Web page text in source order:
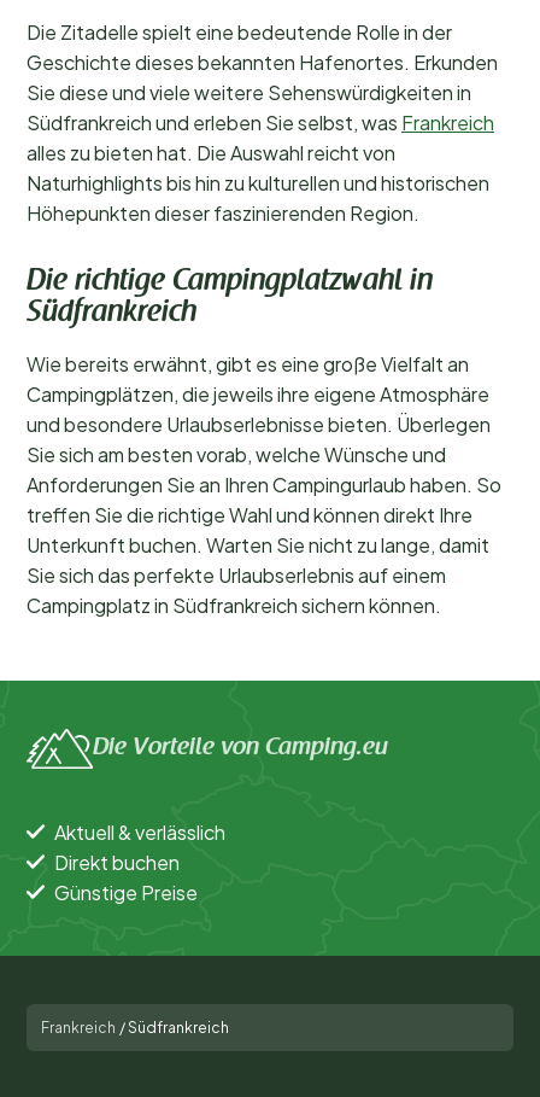
Die Zitadelle spielt eine bedeutende Rolle in der
Geschichte dieses bekannten Hafenortes. Erkunden
Sie diese und viele weitere Sehenswürdigkeiten in
Südfrankreich und erleben Sie selbst, was Frankreich
alles zu bieten hat. Die Auswahl reicht von
Naturhighlights bis hin zu kulturellen und historischen
Höhepunkten dieser faszinierenden Region.
Die richtige Campingplatzwahl in
Südfrankreich
Wie bereits erwähnt, gibt es eine große Vielfalt an
Campingplätzen, die jeweils ihre eigene Atmosphäre
und besondere Urlaubserlebnisse bieten. Überlegen
Sie sich am besten vorab, welche Wünsche und
Anforderungen Sie an Ihren Campingurlaub haben. So
treffen Sie die richtige Wahl und können direkt Ihre
Unterkunft buchen. Warten Sie nicht zu lange, damit
Sie sich das perfekte Urlaubserlebnis auf einem
Campingplatz in Südfrankreich sichern können.
Die Vorteile von Camping.eu
Aktuell & verlässlich
Direkt buchen
Günstige Preise
Frankreich /Südfrankreich